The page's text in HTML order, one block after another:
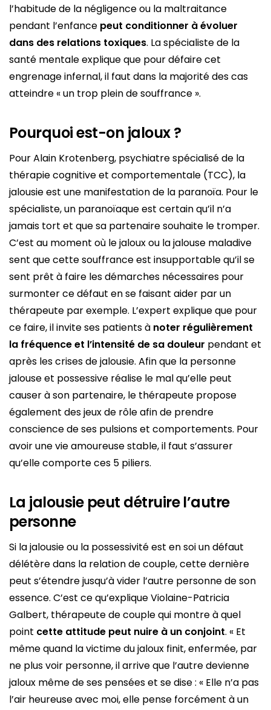
l’habitude de la négligence ou la maltraitance
pendant l’enfance peut conditionner à évoluer
dans des relations toxiques. La spécialiste de la
santé mentale explique que pour défaire cet
engrenage infernal, il faut dans la majorité des cas
atteindre « un trop plein de souffrance ».
Pourquoi est-on jaloux ?
Pour Alain Krotenberg, psychiatre spécialisé de la
thérapie cognitive et comportementale (TCC), la
jalousie est une manifestation de la paranoïa. Pour le
spécialiste, un paranoïaque est certain qu’il n’a
jamais tort et que sa partenaire souhaite le tromper.
C’est au moment où le jaloux ou la jalouse maladive
sent que cette souffrance est insupportable qu’il se
sent prêt à faire les démarches nécessaires pour
surmonter ce défaut en se faisant aider par un
thérapeute par exemple. L’expert explique que pour
ce faire, il invite ses patients à noter régulièrement
la fréquence et l’intensité de sa douleur pendant et
après les crises de jalousie. Afin que la personne
jalouse et possessive réalise le mal qu’elle peut
causer à son partenaire, le thérapeute propose
également des jeux de rôle afin de prendre
conscience de ses pulsions et comportements. Pour
avoir une vie amoureuse stable, il faut s’assurer
qu’elle comporte ces 5 piliers.
La jalousie peut détruire l’autre
personne
Si la jalousie ou la possessivité est en soi un défaut
délétère dans la relation de couple, cette dernière
peut s’étendre jusqu’à vider l’autre personne de son
essence. C’est ce qu’explique Violaine-Patricia
Galbert, thérapeute de couple qui montre à quel
point cette attitude peut nuire à un conjoint. « Et
même quand la victime du jaloux finit, enfermée, par
ne plus voir personne, il arrive que l’autre devienne
jaloux même de ses pensées et se dise : « Elle n’a pas
l’air heureuse avec moi, elle pense forcément à un